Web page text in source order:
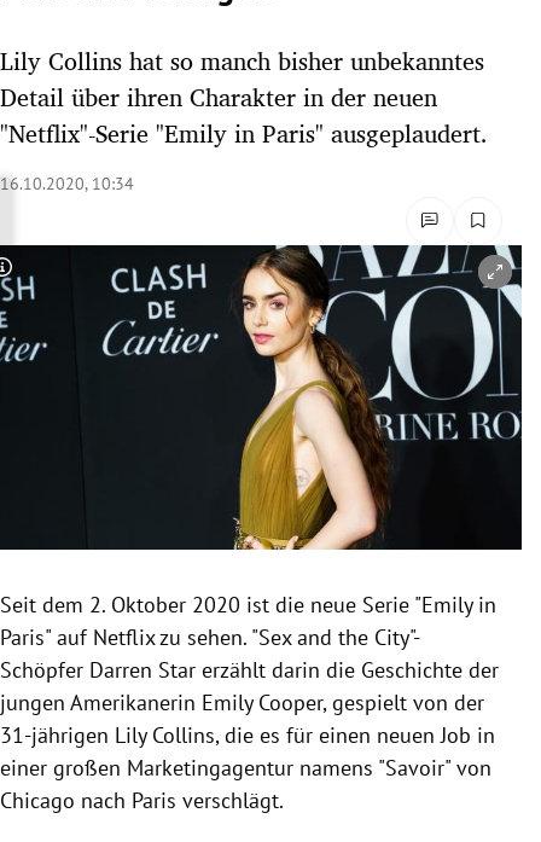
Untermenü
Untermenü
Untermenü
Untermenü
Untermenü
Untermenü
Untermenü
Untermenü
Lily Collins hat so manch bisher unbekanntes
Detail über ihren Charakter in der neuen
"Netflix"-Serie "Emily in Paris" ausgeplaudert.
16.10.2020, 10:34
Copyright-Hinweis öffnen/schließen
Seit dem 2. Oktober 2020 ist die neue Serie "Emily in
Paris" auf Netflix zu sehen. "Sex and the City"-
Schöpfer Darren Star erzählt darin die Geschichte der
jungen Amerikanerin Emily Cooper, gespielt von der
31-jährigen Lily Collins, die es für einen neuen Job in
einer großen Marketingagentur namens "Savoir" von
Chicago nach Paris verschlägt.